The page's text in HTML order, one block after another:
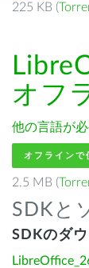
225 KB (
オフ
他の言語が
オフラインで
2.5 MB (
SDKと
SDKのダ